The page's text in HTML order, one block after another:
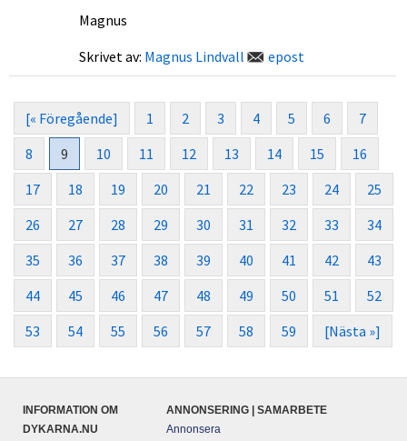
Magnus
Skrivet av: Magnus Lindvall epost
[« Föregående] 1 2 3 4 5 6
7
8
9 10 11 12 13 14 15
16
17
18 19 20 21 22 23 24
25
26
27 28 29 30 31 32 33
34
35
36 37 38 39 40 41 42
43
44
45 46 47 48 49 50 51
52
53
54 55 56 57 58 59 [Nästa »]
INFORMATION OM
DYKARNA.NU
ANNONSERING | SAMARBETE
Annonsera